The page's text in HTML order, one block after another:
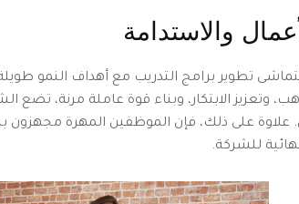
والاستدامة
تطوير برامج التدريب مع أهداف النمو
وتعزيز الابتكار، وبناء قوة عاملة مرنة،
علاوة على ذلك، فإن الموظفين المهرة
للشركة.